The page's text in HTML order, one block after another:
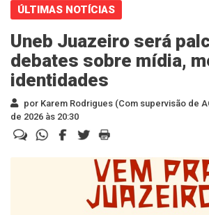
ÚLTIMAS NOTÍCIAS
Uneb Juazeiro será
debates sobre mídia,
identidades
por Karem Rodrigues (Com supervisão de
de 2026 às 20:30